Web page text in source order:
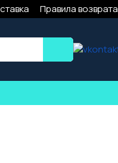
Правила возврата